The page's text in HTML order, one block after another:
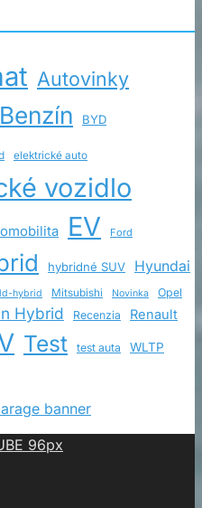
Autovinky
Benzín BYD
elektrické auto
vozidlo
EV Ford
hybridné SUV
Hyundai
hybrid Mitsubishi Novinka Opel
Hybrid Recenzia Renault
Test test auta
WLTP